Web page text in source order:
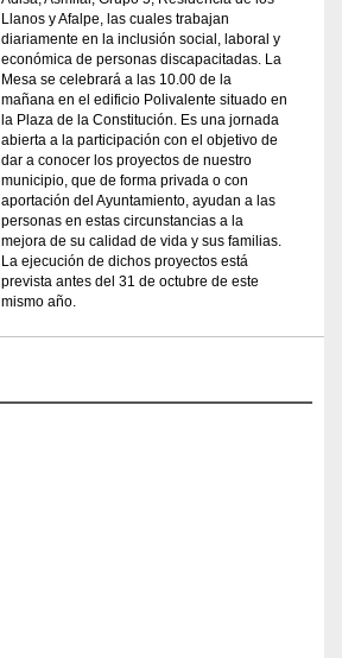
Llanos y Afalpe, las cuales trabajan
diariamente en la inclusión social, laboral y
económica de personas discapacitadas. La
Mesa se celebrará a las 10.00 de la
mañana en el edificio Polivalente situado en
la Plaza de la Constitución. Es una jornada
abierta a la participación con el objetivo de
dar a conocer los proyectos de nuestro
municipio, que de forma privada o con
aportación del Ayuntamiento, ayudan a las
personas en estas circunstancias a la
mejora de su calidad de vida y sus familias.
La ejecución de dichos proyectos está
prevista antes del 31 de octubre de este
mismo año.